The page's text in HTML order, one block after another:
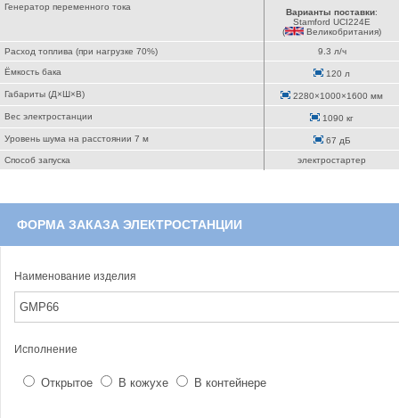
Генератор переменного тока
Варианты поставки:
Stamford UCI224E
(
Великобритания)
Расход топлива (при нагрузке 70%)
9.3 л/ч
Ёмкость бака 120 л
Габариты (Д×Ш×В) 2280×1000×1600 мм
Вес электростанции 1090 кг
Уровень шума на расстоянии 7 м
67 дБ
Способ запуска
электростартер
ФОРМА ЗАКАЗА ЭЛЕКТРОСТАНЦИИ
Наименование изделия
Исполнение
Открытое В кожухе В контейнере